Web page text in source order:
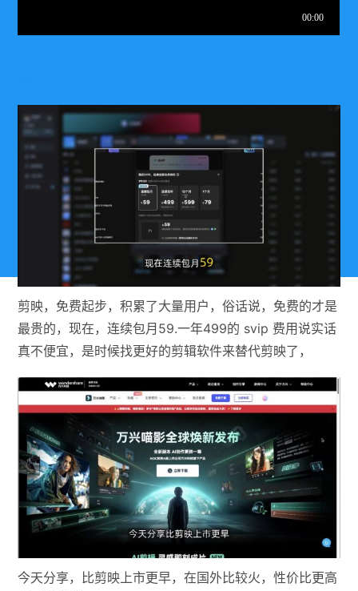
剪映，免费起步，积累了大量用户，俗话说，免费的才是
最贵的，现在，连续包月59.一年499的 svip 费用说实话
真不便宜，是时候找更好的剪辑软件来替代剪映了，
今天分享，比剪映上市更早，在国外比较火，性价比更高